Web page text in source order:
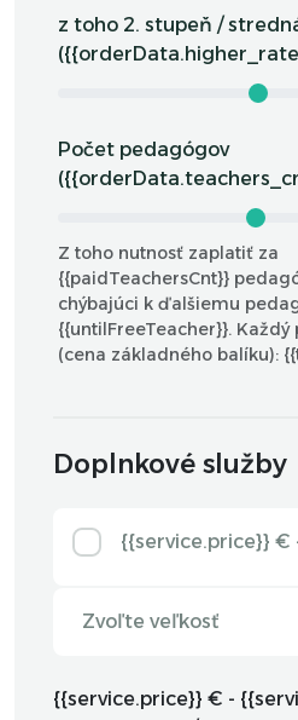
z toho 2. stupeň /
Počet pedagógov
Z toho nutnosť zaplatiť za
{{paidTeachersCnt}}
chýbajúci k ďalšiemu
{{untilFreeTeacher}}.
(cena základného balíku):
Doplnkové služby
{{service.price}} €
{{service.price}} € -